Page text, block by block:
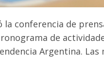
la conferencia de
de
Argentina. Las